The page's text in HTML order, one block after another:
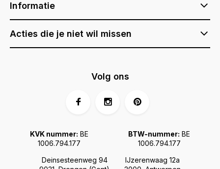
Informatie
Acties die je niet wil missen
Deinsesteenweg 94
IJzerenwaag 12a
KVK nummer: BE
1006.794.177
BTW-nummer: BE
1006.794.177
Volg ons